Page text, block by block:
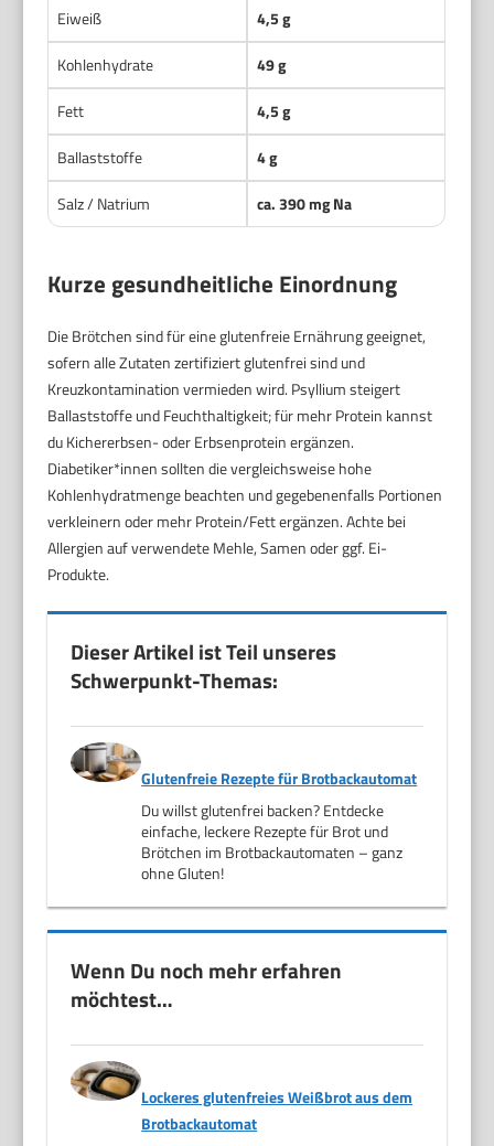
Eiweiß
4,5 g
Kohlenhydrate
49 g
Fett
4,5 g
Ballaststoffe
4 g
Salz / Natrium
ca. 390 mg Na
Kurze gesundheitliche Einordnung
Die Brötchen sind für eine glutenfreie Ernährung geeignet,
sofern alle Zutaten zertifiziert glutenfrei sind und
Kreuzkontamination vermieden wird. Psyllium steigert
Ballaststoffe und Feuchthaltigkeit; für mehr Protein kannst
du Kichererbsen- oder Erbsenprotein ergänzen.
Diabetiker*innen sollten die vergleichsweise hohe
Kohlenhydratmenge beachten und gegebenenfalls Portionen
verkleinern oder mehr Protein/Fett ergänzen. Achte bei
Allergien auf verwendete Mehle, Samen oder ggf. Ei-
Produkte.
Dieser Artikel ist Teil unseres
Schwerpunkt-Themas:
Glutenfreie Rezepte für Brotbackautomat
Du willst glutenfrei backen? Entdecke
einfache, leckere Rezepte für Brot und
Brötchen im Brotbackautomaten – ganz
ohne Gluten!
Wenn Du noch mehr erfahren
möchtest…
Lockeres glutenfreies Weißbrot aus dem
Brotbackautomat